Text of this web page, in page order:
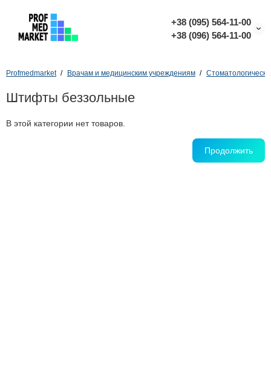
+38 (095) 564-11-00
+38 (096) 564-11-00
Profmedmarket Врачам и медицинским учреждениям
Штифты беззольные
В этой категории нет товаров.
Продолжить